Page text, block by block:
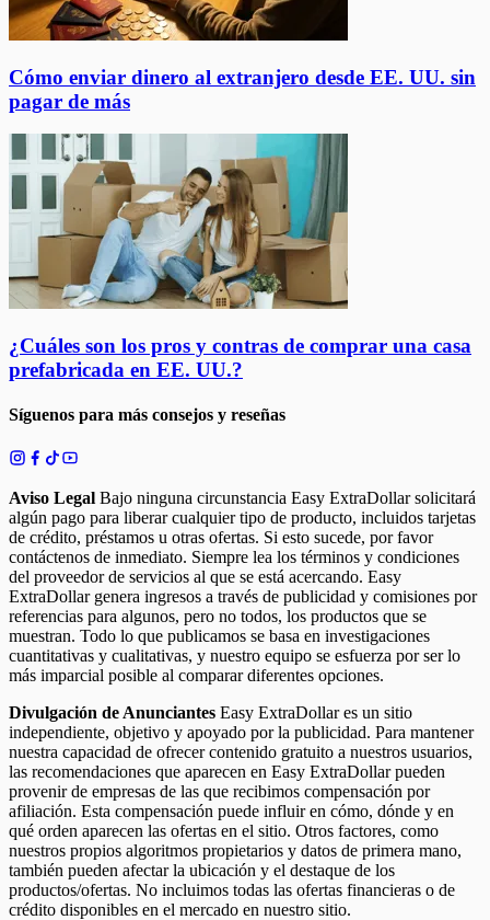
Cómo enviar dinero al extranjero desde EE. UU. sin
pagar de más
¿Cuáles son los pros y contras de comprar una casa
prefabricada en EE. UU.?
Síguenos para más consejos y reseñas
Aviso Legal Bajo ninguna circunstancia Easy ExtraDollar solicitará
algún pago para liberar cualquier tipo de producto, incluidos tarjetas
de crédito, préstamos u otras ofertas. Si esto sucede, por favor
contáctenos de inmediato. Siempre lea los términos y condiciones
del proveedor de servicios al que se está acercando. Easy
ExtraDollar genera ingresos a través de publicidad y comisiones por
referencias para algunos, pero no todos, los productos que se
muestran. Todo lo que publicamos se basa en investigaciones
cuantitativas y cualitativas, y nuestro equipo se esfuerza por ser lo
más imparcial posible al comparar diferentes opciones.
Divulgación de Anunciantes Easy ExtraDollar es un sitio
independiente, objetivo y apoyado por la publicidad. Para mantener
nuestra capacidad de ofrecer contenido gratuito a nuestros usuarios,
las recomendaciones que aparecen en Easy ExtraDollar pueden
provenir de empresas de las que recibimos compensación por
afiliación. Esta compensación puede influir en cómo, dónde y en
qué orden aparecen las ofertas en el sitio. Otros factores, como
nuestros propios algoritmos propietarios y datos de primera mano,
también pueden afectar la ubicación y el destaque de los
productos/ofertas. No incluimos todas las ofertas financieras o de
crédito disponibles en el mercado en nuestro sitio.